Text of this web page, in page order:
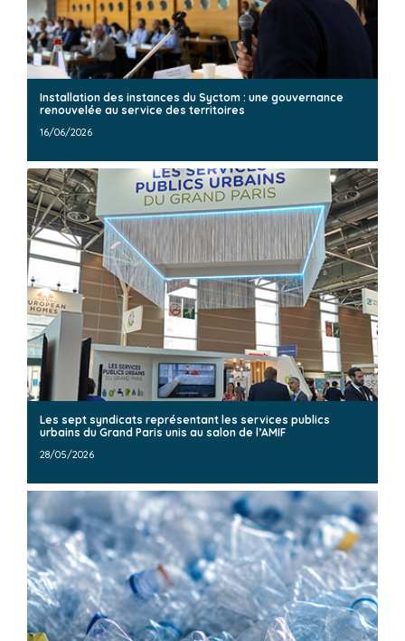
Installation des instances du Syctom : une gouvernance
renouvelée au service des territoires
16/06/2026
Les sept syndicats représentant les services publics
urbains du Grand Paris unis au salon de l’AMIF
28/05/2026